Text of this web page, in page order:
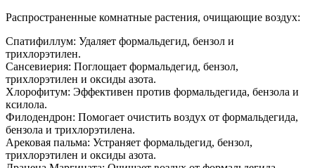
Распространенные комнатные растения, очищающие воздух:
Спатифиллум: Удаляет формальдегид, бензол и
трихлорэтилен.
Сансевиерия: Поглощает формальдегид, бензол,
трихлорэтилен и оксиды азота.
Хлорофитум: Эффективен против формальдегида, бензола и
ксилола.
Филодендрон: Помогает очистить воздух от формальдегида,
бензола и трихлорэтилена.
Арековая пальма: Устраняет формальдегид, бензол,
трихлорэтилен и оксиды азота.